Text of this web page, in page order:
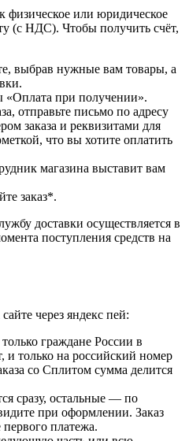
физическое или юридическое
(с НДС). Чтобы получить счёт,
выбрав нужные вам товары, а
«Оплата при получении».
отправьте письмо по адресу
заказа и реквизитами для
что вы хотите оплатить
магазина выставит вам
заказ*.
доставки осуществляется в
поступления средств на
через яндекс пей:
граждане России в
и только на российский номер
со Сплитом сумма делится
сразу, остальные — по
при оформлении. Заказ
платежа.